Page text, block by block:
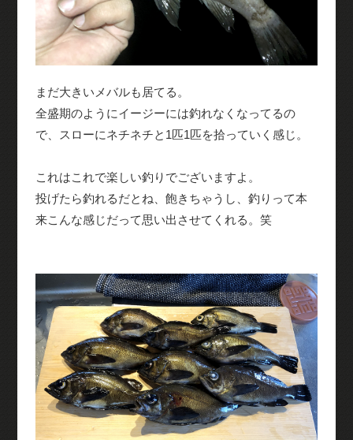
まだ大きいメバルも居てる。
全盛期のようにイージーには釣れなくなってるの
で、スローにネチネチと1匹1匹を拾っていく感じ。
これはこれで楽しい釣りでございますよ。
投げたら釣れるだとね、飽きちゃうし、釣りって本
来こんな感じだって思い出させてくれる。笑